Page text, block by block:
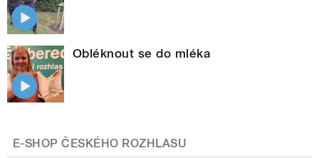
Obléknout se do mléka
E-SHOP ČESKÉHO ROZHLASU